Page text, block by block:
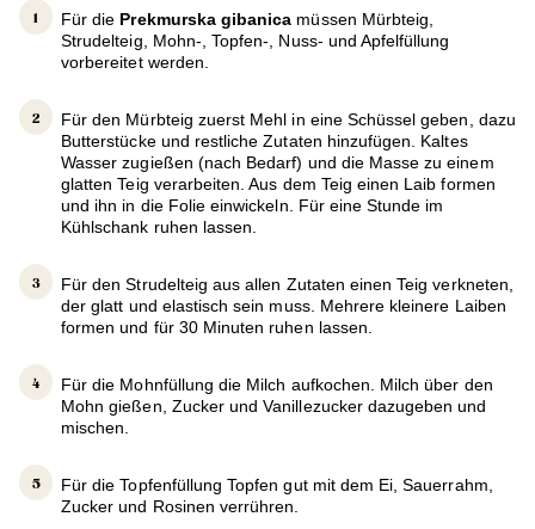
Für die Prekmurska gibanica müssen Mürbteig,
Strudelteig, Mohn-, Topfen-, Nuss- und Apfelfüllung
vorbereitet werden.
Für den Mürbteig zuerst Mehl in eine Schüssel geben, dazu
Butterstücke und restliche Zutaten hinzufügen. Kaltes
Wasser zugießen (nach Bedarf) und die Masse zu einem
glatten Teig verarbeiten. Aus dem Teig einen Laib formen
und ihn in die Folie einwickeln. Für eine Stunde im
Kühlschank ruhen lassen.
Für den Strudelteig aus allen Zutaten einen Teig verkneten,
der glatt und elastisch sein muss. Mehrere kleinere Laiben
formen und für 30 Minuten ruhen lassen.
Für die Mohnfüllung die Milch aufkochen. Milch über den
Mohn gießen, Zucker und Vanillezucker dazugeben und
mischen.
Für die Topfenfüllung Topfen gut mit dem Ei, Sauerrahm,
Zucker und Rosinen verrühren.